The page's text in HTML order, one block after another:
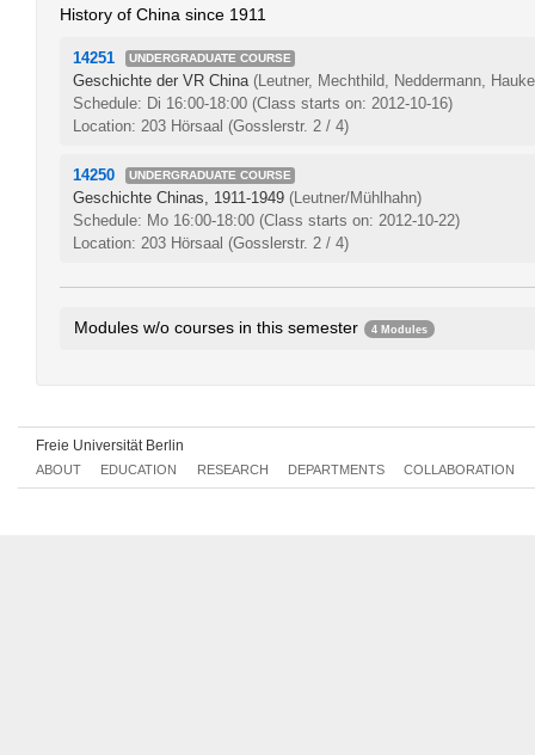
History of China since 1911
14251 UNDERGRADUATE COURSE
Geschichte der VR China (Leutner, Mechthild, Neddermann,
Schedule: Di 16:00-18:00 (Class starts on: 2012-10-16)
Location: 203 Hörsaal (Gosslerstr. 2 / 4)
14250 UNDERGRADUATE COURSE
Geschichte Chinas, 1911-1949 (Leutner/Mühlhahn)
Schedule: Mo 16:00-18:00 (Class starts on: 2012-10-22)
Location: 203 Hörsaal (Gosslerstr. 2 / 4)
Modules w/o courses in this semester 4 Modules
Economics and the Law I 128aB2.3
History of China until 1911
Freie Universität Berlin
ABOUT EDUCATION RESEARCH DEPARTMENTS COLLABORATION